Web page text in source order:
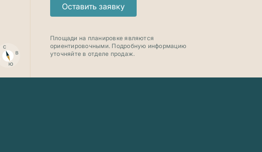
с
в
ю
Оставить заявку
Площади на планировке являются
ориентировочными. Подробную информацию
уточняйте в отделе продаж.